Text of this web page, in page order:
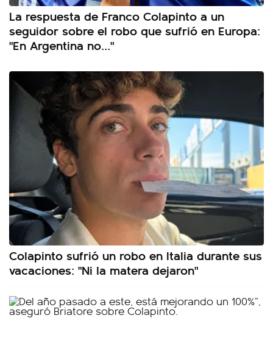
La respuesta de Franco Colapinto a un
seguidor sobre el robo que sufrió en Europa:
"En Argentina no..."
Colapinto sufrió un robo en Italia durante sus
vacaciones: "Ni la matera dejaron"